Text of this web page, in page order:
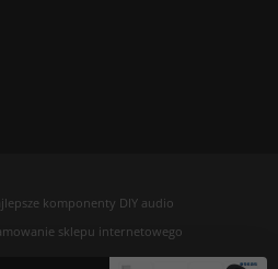
komponenty DIY audio
sklepu internetowego